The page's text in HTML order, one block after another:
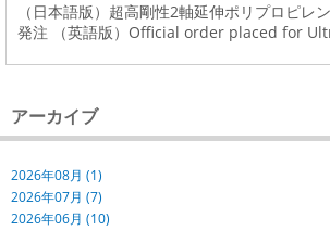
（日本語版）超高剛性2軸延伸ポリプロピレ
発注 （英語版）Official order placed for
アーカイブ
2026年08月 (1)
2026年07月 (7)
2026年06月 (10)